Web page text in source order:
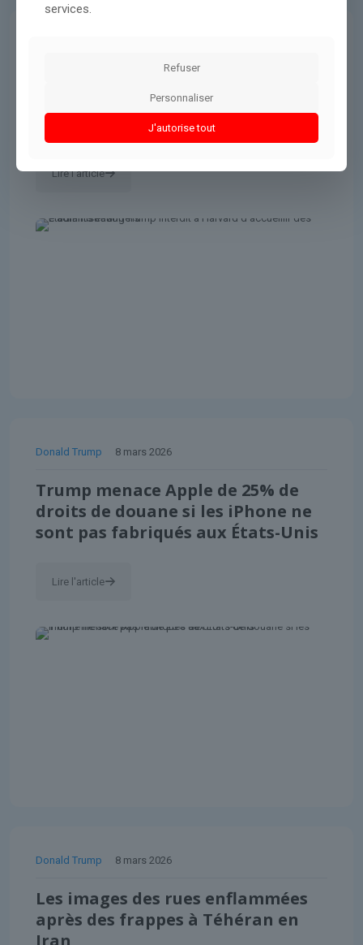
Harvard d’accueillir des étudiants
Lire l'article
Donald Trump 8 mars 2026
Trump menace Apple de 25% de
droits de douane si les iPhone ne
sont pas fabriqués aux États-Unis
Lire l'article
Donald Trump 8 mars 2026
Les images des rues enflammées
après des frappes à Téhéran en
services.
Refuser
Personnaliser
J'autorise tout